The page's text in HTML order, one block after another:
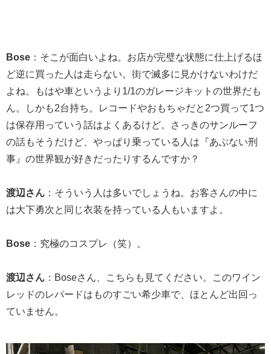
Bose ：そこが面白いよね。お店が完璧な状態に仕上げるほ
ど逆に買った人は走らない。街で滅多に見かけないわけだ
よね。もはや車というより1/1のガレージキットの世界だも
ん。しかも2台持ち。レコードやおもちゃだと2つ買って1つ
は保存用っていう話はよくあるけど。さっきのサンルーフ
の話もそうだけど、やっぱり乗っている人は『あぶない刑
事』の世界観が好きだったりするんですか？
渡辺さん ：そういう人は多いでしょうね。お客さんの中に
は大下勇次と同じ衣装を持っている人もいますよ。
Bose ：究極のコスプレ（笑）。
渡辺さん ：Boseさん、こちらも見てください。このワイン
レッドのレパードはものすごい希少車で、ほとんど出回っ
ていません。